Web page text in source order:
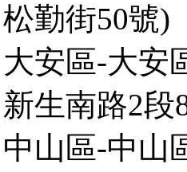
松勤街50號)
大安區-大安
新生南路2段
中山區-中山